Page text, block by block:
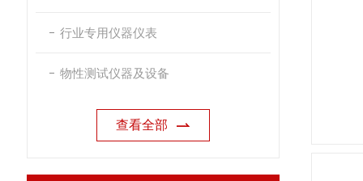
行业专用仪器仪表
物性测试仪器及设备
查看全部